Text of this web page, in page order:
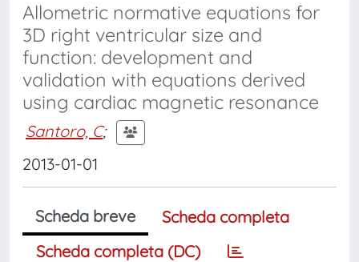
Allometric normative equations for
3D right ventricular size and
function: development and
validation with equations derived
using cardiac magnetic resonance
Santoro, C;
2013-01-01
Scheda breve
Scheda completa
Scheda completa (DC)